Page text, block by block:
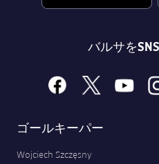
バルサを
facebook
x youtube
ゴールキーパー
Wojciech Szczęsny